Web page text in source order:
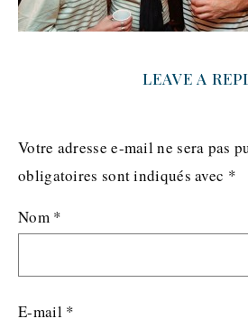
LEAVE A
Votre adresse e-mail ne sera pas
obligatoires sont indiqués avec *
Nom *
E-mail *